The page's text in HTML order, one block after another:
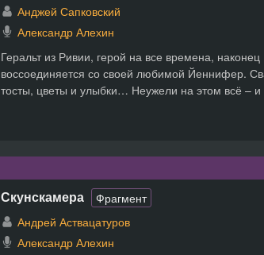
Анджей Сапковский
Александр Алехин
Геральт из Ривии, герой на все времена, наконец
воссоединяется со своей любимой Йеннифер.
тосты, цветы и улыбки… Неужели на этом всё – и
Скунскамера
Фрагмент
Андрей Аствацатуров
Александр Алехин